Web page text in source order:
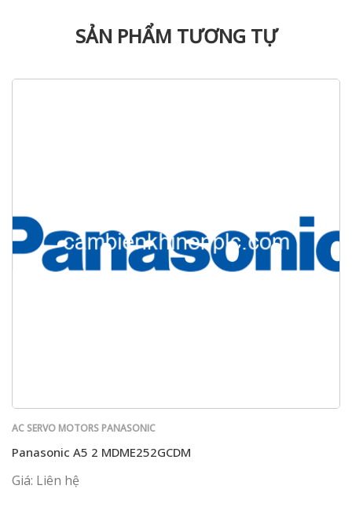
SẢN PHẨM TƯƠNG TỰ
AC SERVO MOTORS PANASONIC
Panasonic A5 2 MDME252GCDM
Giá: Liên hệ